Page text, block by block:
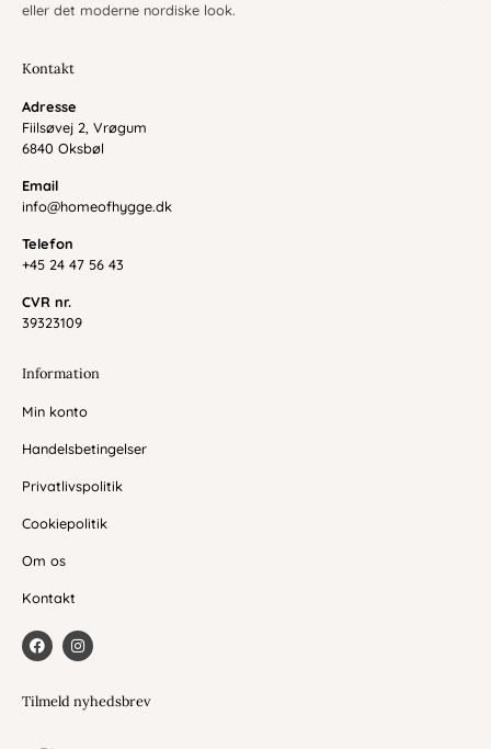
eller det moderne nordiske look.
Kontakt
Adresse
Fiilsøvej 2, Vrøgum
6840 Oksbøl
Email
info@homeofhygge.dk
Telefon
+45 24 47 56 43
CVR nr.
39323109
Information
Min konto
Handelsbetingelser
Privatlivspolitik
Cookiepolitik
Om os
Kontakt
F
a
c
b
k
I
n
s
a
g
Tilmeld nyhedsbrev